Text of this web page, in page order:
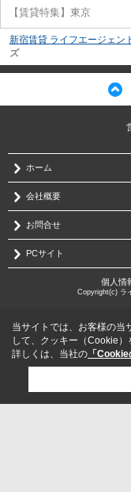
【賃貸特集】東京
新宿賃貸 ライフエージェン
ズ
ホーム
会社概要
お問合せ
PCサイト
個人情
Copyright(c) ラ
当サイトでは、お客様の当
して、クッキー（Cookie）
詳しくは、当社の 「